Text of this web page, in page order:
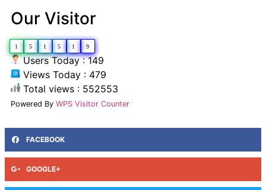
Our Visitor
1 5 1 5 1 9
Users Today : 149
Views Today : 479
Total views : 552553
Powered By WPS Visitor Counter
FACEBOOK
GOOGLE+